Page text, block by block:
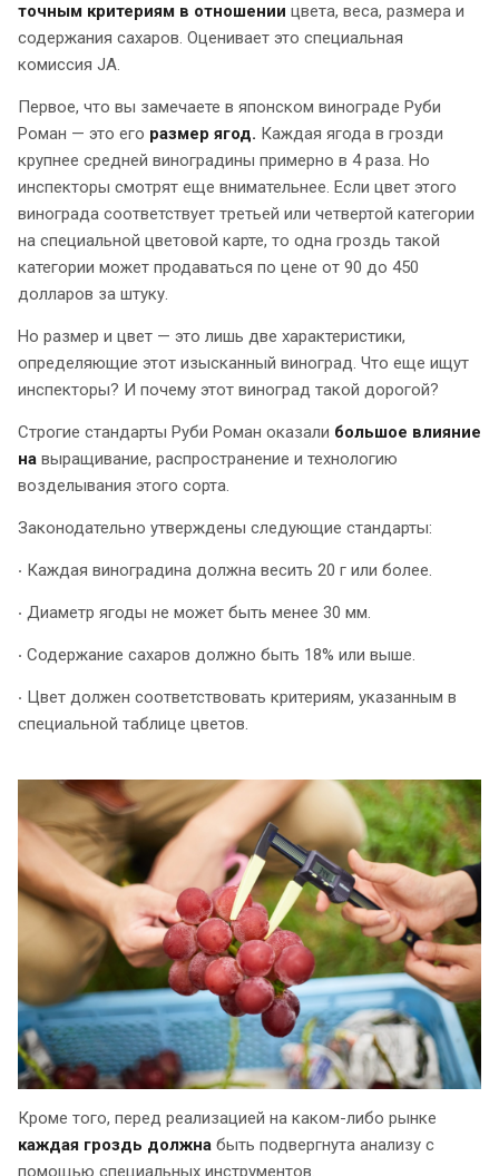
точным критериям в отношении цвета, веса, размера и
содержания сахаров. Оценивает это специальная
комиссия JA.
Первое, что вы замечаете в японском винограде Руби
Роман — это его размер ягод. Каждая ягода в грозди
крупнее средней виноградины примерно в 4 раза. Но
инспекторы смотрят еще внимательнее. Если цвет этого
винограда соответствует третьей или четвертой категории
на специальной цветовой карте, то одна гроздь такой
категории может продаваться по цене от 90 до 450
долларов за штуку.
Но размер и цвет — это лишь две характеристики,
определяющие этот изысканный виноград. Что еще ищут
инспекторы? И почему этот виноград такой дорогой?
Строгие стандарты Руби Роман оказали большое влияние
на выращивание, распространение и технологию
возделывания этого сорта.
Законодательно утверждены следующие стандарты:
‧ Каждая виноградина должна весить 20 г или более.
‧ Диаметр ягоды не может быть менее 30 мм.
‧ Содержание сахаров должно быть 18% или выше.
‧ Цвет должен соответствовать критериям, указанным в
специальной таблице цветов.
Кроме того, перед реализацией на каком-либо рынке
каждая гроздь должна быть подвергнута анализу с
помощью специальных инструментов.